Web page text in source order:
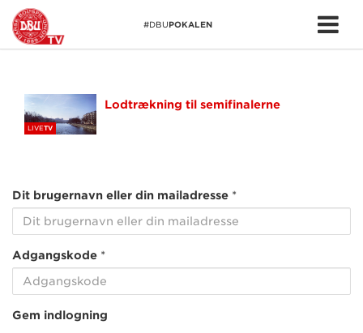
#DBUPOKALEN
Lodtrækning til semifinalerne
LIVETV
Dit brugernavn eller din mailadresse *
Adgangskode *
Gem indlogning